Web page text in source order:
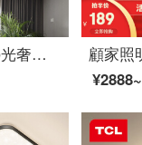
威想後、現代の光奢客間灯の正方形創意個性レストランの照明器具全銅浪漫水晶別荘の寝室でヘッドライト6頭B L 62*W 62*H 15.5 CMを吸い込んで三色の光源を送ります。
¥2888~